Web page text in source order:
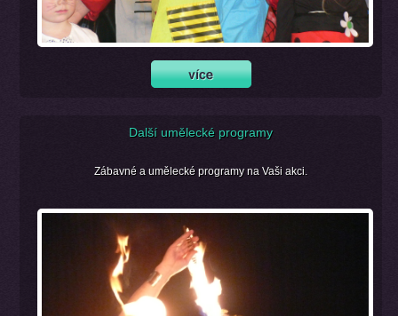
Další umělecké programy
Zábavné a umělecké programy na Vaši akci.